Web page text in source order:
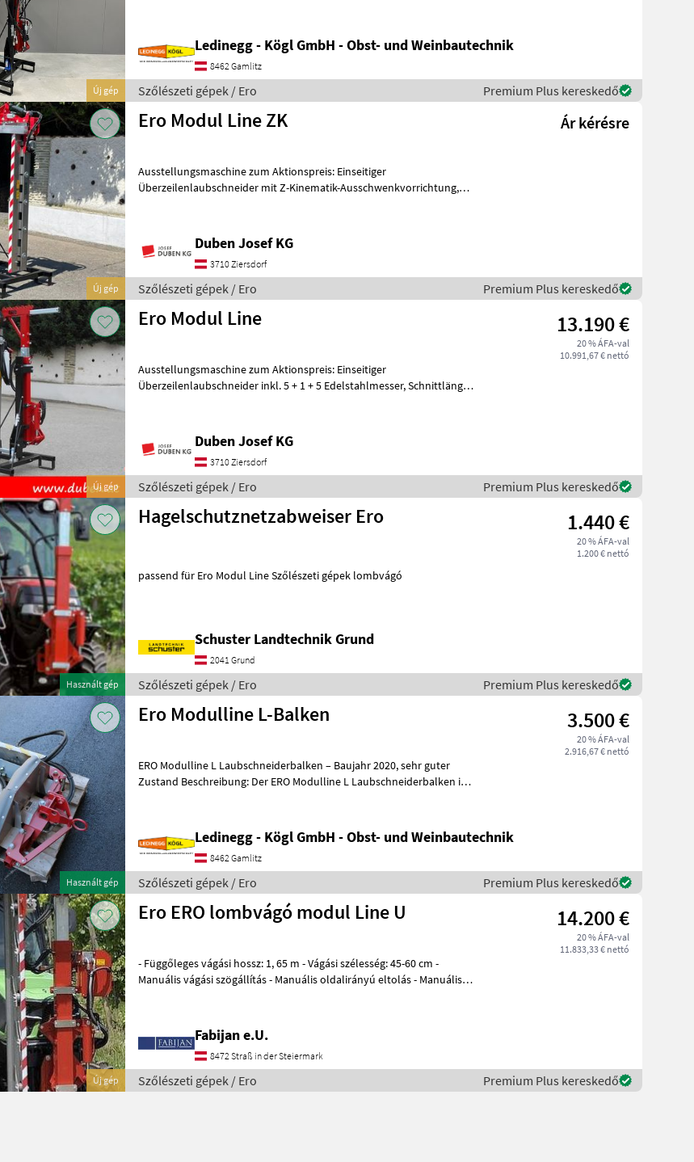
Új gép
Ledinegg - Kögl GmbH - Obst- und Weinbautechnik
8462 Gamlitz
Szőlészeti gépek / Ero Premium Plus kereskedő
Új gép
Ero Modul Line ZK Ár kérésre
Ausstellungsmaschine zum Aktionspreis: Einseitiger
Überzeilenlaubschneider mit Z-Kinematik-Ausschwenkvorrichtung,
Duben Josef KG
3710 Ziersdorf
Szőlészeti gépek / Ero Premium Plus kereskedő
Új gép
Ero Modul Line 13.190 €
20 % ÁFA-val
10.991,67 € nettó
Ausstellungsmaschine zum Aktionspreis: Einseitiger
Überzeilenlaubschneider inkl. 5 + 1 + 5 Edelstahlmesser, Schnittlänge
Duben Josef KG
3710 Ziersdorf
Szőlészeti gépek / Ero Premium Plus kereskedő
Használt gép
Hagelschutznetzabweiser Ero 1.440 €
20 % ÁFA-val
1.200 € nettó
passend für Ero Modul Line Szőlészeti gépek lombvágó
Schuster Landtechnik Grund
2041 Grund
Szőlészeti gépek / Ero Premium Plus kereskedő
Használt gép
Ero Modulline L-Balken 3.500 €
20 % ÁFA-val
2.916,67 € nettó
ERO Modulline L Laubschneiderbalken – Baujahr 2020, sehr guter
Zustand Beschreibung: Der ERO Modulline L Laubschneiderbalken ist
Ledinegg - Kögl GmbH - Obst- und Weinbautechnik
8462 Gamlitz
Szőlészeti gépek / Ero Premium Plus kereskedő
Új gép
Ero ERO lombvágó modul Line U 14.200 €
20 % ÁFA-val
11.833,33 € nettó
- Függőleges vágási hossz: 1, 65 m - Vágási szélesség: 45-60 cm -
Manuális vágási szögállítás - Manuális oldalirányú eltolás - Manuális
Fabijan e.U.
8472 Straß in der Steiermark
Szőlészeti gépek / Ero Premium Plus kereskedő